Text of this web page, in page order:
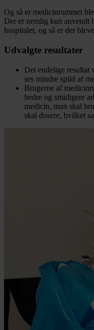
Og så er medicinrummet
Der er nemlig kun anvendt
hospitalet, og så er der
Udvalgte resultater
Det endelige resultat
ses mindre spild af
Brugerne af
bedre og smidigere
medicin, man skal
skal dosere, hvilket